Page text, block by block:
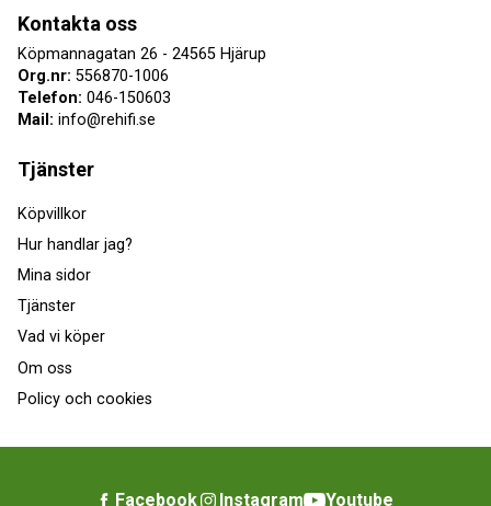
Kontakta oss
Köpmannagatan 26 - 24565 Hjärup
Org.nr: 556870-1006
Telefon: 046-150603
Mail: info@rehifi.se
Tjänster
Köpvillkor
Hur handlar jag?
Mina sidor
Tjänster
Vad vi köper
Om oss
Policy och cookies
Facebook Instagram Youtube